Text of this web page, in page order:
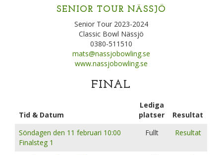
SENIOR TOUR NÄSSJÖ
Senior Tour 2023-2024
Classic Bowl Nässjö
0380-511510
mats@nassjobowling.se
www.nassjobowling.se
FINAL
Tid & Datum
Lediga
platser
Resultat
Söndagen den 11 februari 10:00
Finalsteg 1
Fullt Resultat